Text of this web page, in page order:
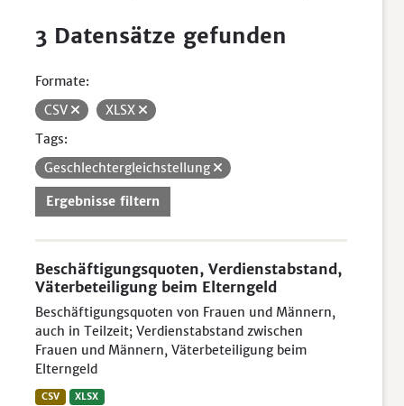
3 Datensätze gefunden
Formate:
CSV
XLSX
Tags:
Geschlechtergleichstellung
Ergebnisse filtern
Beschäftigungsquoten, Verdienstabstand,
Väterbeteiligung beim Elterngeld
Beschäftigungsquoten von Frauen und Männern,
auch in Teilzeit; Verdienstabstand zwischen
Frauen und Männern, Väterbeteiligung beim
Elterngeld
CSV XLSX